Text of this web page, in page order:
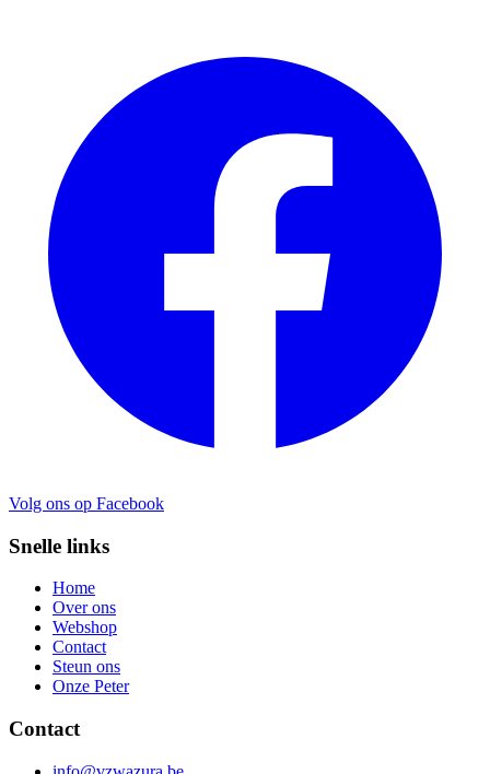
Volg ons op Facebook
Snelle links
Home
Over ons
Webshop
Contact
Steun ons
Onze Peter
Contact